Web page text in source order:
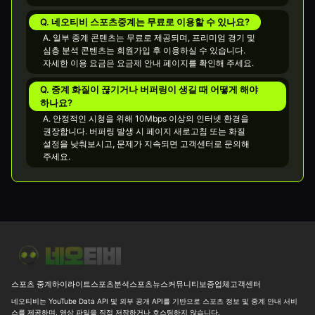
Q. 네오티비 스포츠중계는 무료로 이용할 수 있나요?
A. 일부 중계 콘텐츠는 무료로 제공되며, 프리미엄 경기 및
심층 분석 콘텐츠는 회원가입 후 이용하실 수 있습니다.
자세한 이용 요금은 요금제 안내 페이지를 확인해 주세요.
Q. 중계 화질이 끊기거나 버퍼링이 생길 때 어떻게 해야
하나요?
A. 안정적인 시청을 위해 10Mbps 이상의 인터넷 환경을
권장합니다. 버퍼링 발생 시 페이지 새로고침 또는 화질
설정을 낮춰보시고, 문제가 지속되면 고객센터로 문의해
주세요.
스포츠 중계하이라이트스포츠분석스포츠뉴스커뮤니티보증업체고객센터
네오티비는 YouTube Data API 및 외부 공개 API를 기반으로 스포츠 정보 및 중계 안내 서비
스를 제공하며, 영상 파일을 직접 저장하거나 호스팅하지 않습니다.